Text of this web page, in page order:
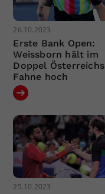
26.10.2023
Erste Bank Open:
Weissborn hält im
Doppel Österreichs
Fahne hoch
25.10.2023